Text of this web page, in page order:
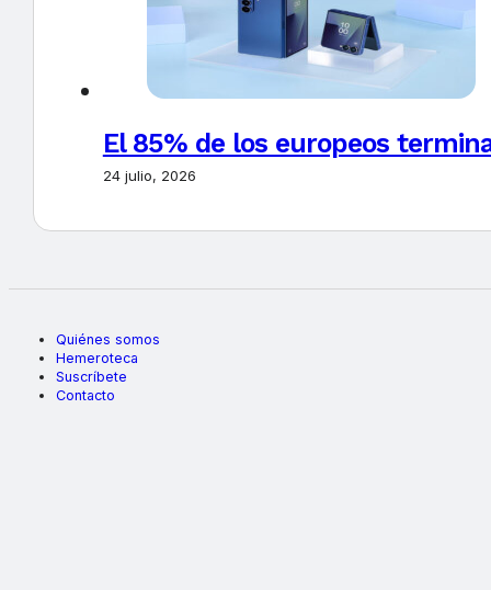
El 85% de los europeos
24 julio, 2026
Quiénes somos
Hemeroteca
Suscríbete
Contacto